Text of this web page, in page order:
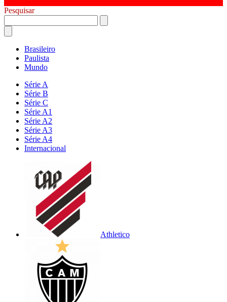
Pesquisar
Brasileiro
Paulista
Mundo
Série A
Série B
Série C
Série A1
Série A2
Série A3
Série A4
Internacional
Athletico